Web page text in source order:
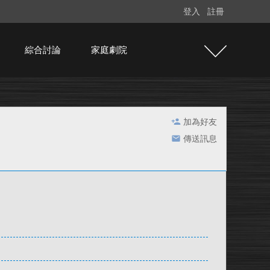
登入 註冊
綜合討論 家庭劇院
加為好友
傳送訊息